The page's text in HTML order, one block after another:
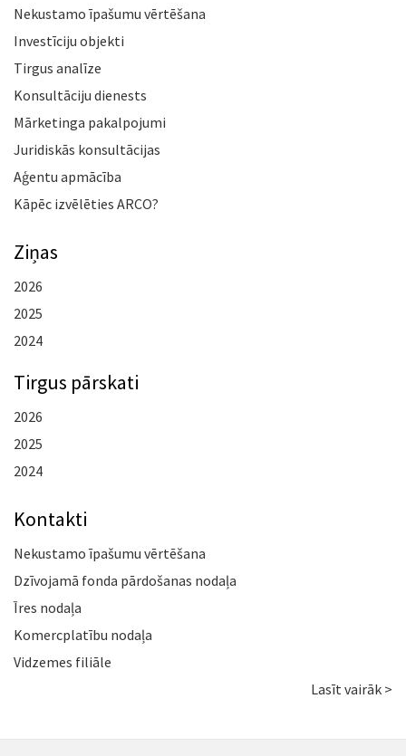
Nekustamo īpašumu vērtēšana
Investīciju objekti
Tirgus analīze
Konsultāciju dienests
Mārketinga pakalpojumi
Juridiskās konsultācijas
Aģentu apmācība
Kāpēc izvēlēties ARCO?
Ziņas
2026
2025
2024
Tirgus pārskati
2026
2025
2024
Kontakti
Nekustamo īpašumu vērtēšana
Dzīvojamā fonda pārdošanas nodaļa
Īres nodaļa
Komercplatību nodaļa
Vidzemes filiāle
Lasīt vairāk >